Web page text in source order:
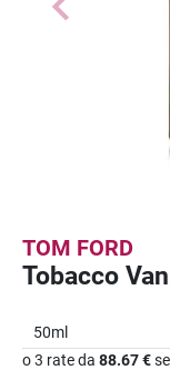
TOM FORD
Tobacco
50ml
o 3 rate da 88.67 €